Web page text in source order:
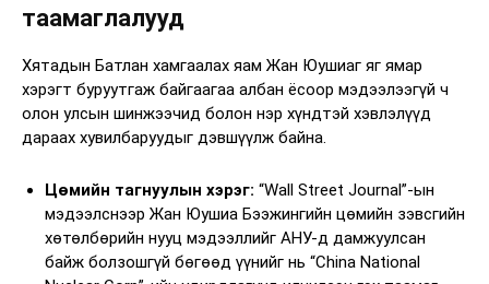
таамаглалууд
Хятадын Батлан хамгаалах яам Жан Юушиаг яг ямар
хэрэгт буруутгаж байгаагаа албан ёсоор мэдээлээгүй ч
олон улсын шинжээчид болон нэр хүндтэй хэвлэлүүд
дараах хувилбаруудыг дэвшүүлж байна.
Цөмийн тагнуулын хэрэг: “Wall Street Journal”-ын
мэдээлснээр Жан Юушиа Бээжингийн цөмийн зэвсгийн
хөтөлбөрийн нууц мэдээллийг АНУ-д дамжуулсан
байж болзошгүй бөгөөд үүнийг нь “China National